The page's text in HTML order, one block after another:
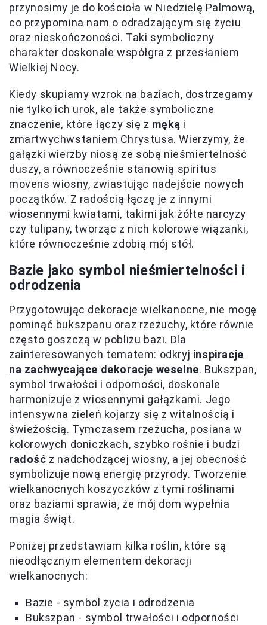
przynosimy je do kościoła w Niedzielę Palmową,
co przypomina nam o odradzającym się życiu
oraz nieskończoności. Taki symboliczny
charakter doskonale współgra z przesłaniem
Wielkiej Nocy.
Kiedy skupiamy wzrok na baziach, dostrzegamy
nie tylko ich urok, ale także symboliczne
znaczenie, które łączy się z męką i
zmartwychwstaniem Chrystusa. Wierzymy, że
gałązki wierzby niosą ze sobą nieśmiertelność
duszy, a równocześnie stanowią spiritus
movens wiosny, zwiastując nadejście nowych
początków. Z radością łączę je z innymi
wiosennymi kwiatami, takimi jak żółte narcyzy
czy tulipany, tworząc z nich kolorowe wiązanki,
które równocześnie zdobią mój stół.
Bazie jako symbol nieśmiertelności i
odrodzenia
Przygotowując dekoracje wielkanocne, nie mogę
pominąć bukszpanu oraz rzeżuchy, które równie
często goszczą w pobliżu bazi. Dla
zainteresowanych tematem: odkryj inspiracje
na zachwycające dekoracje weselne. Bukszpan,
symbol trwałości i odporności, doskonale
harmonizuje z wiosennymi gałązkami. Jego
intensywna zieleń kojarzy się z witalnością i
świeżością. Tymczasem rzeżucha, posiana w
kolorowych doniczkach, szybko rośnie i budzi
radość z nadchodzącej wiosny, a jej obecność
symbolizuje nową energię przyrody. Tworzenie
wielkanocnych koszyczków z tymi roślinami
oraz baziami sprawia, że mój dom wypełnia
magia świąt.
Poniżej przedstawiam kilka roślin, które są
nieodłącznym elementem dekoracji
wielkanocnych:
Bazie - symbol życia i odrodzenia
Bukszpan - symbol trwałości i odporności